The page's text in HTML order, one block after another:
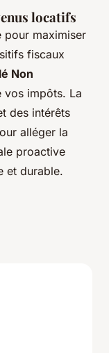
locatifs
pour maximiser
fiscaux
Non
vos impôts. La
des intérêts
alléger la
proactive
et durable.